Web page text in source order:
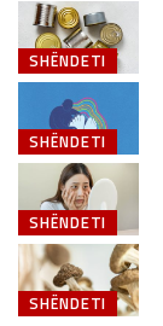
SHËNDETI
SHËNDETI
SHËNDETI
SHËNDETI